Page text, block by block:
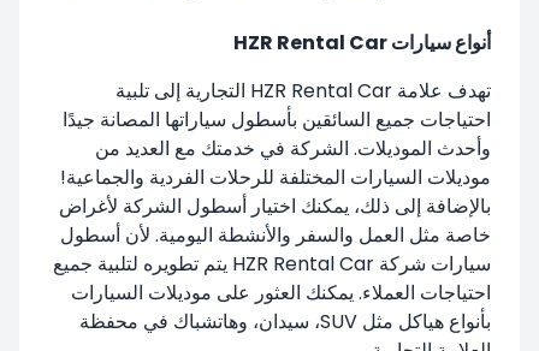
أنواع سيارات HZR Rental Car
تهدف علامة HZR Rental Car التجارية إلى تلبية
احتياجات جميع السائقين بأسطول سياراتها المصانة جيدًا
وأحدث الموديلات. الشركة في خدمتك مع العديد من
موديلات السيارات المختلفة للرحلات الفردية والجماعية!
بالإضافة إلى ذلك، يمكنك اختيار أسطول الشركة لأغراض
خاصة مثل العمل والسفر والأنشطة اليومية. لأن أسطول
سيارات شركة HZR Rental Car يتم تطويره لتلبية جميع
احتياجات العملاء. يمكنك العثور على موديلات السيارات
بأنواع هياكل مثل SUV، سيدان، وهاتشباك في محفظة